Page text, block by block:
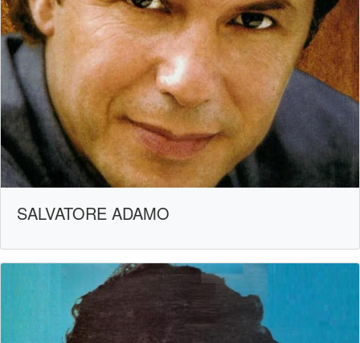
SALVATORE ADAMO